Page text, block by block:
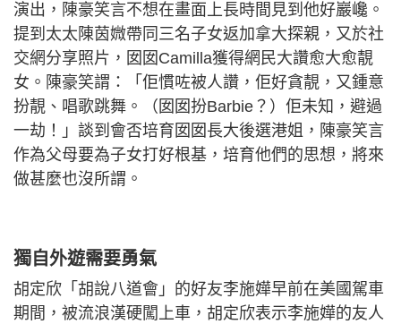
演出，陳豪笑言不想在畫面上長時間見到他好巖巉。
提到太太陳茵媺帶同三名子女返加拿大探親，又於社
交網分享照片，囡囡Camilla獲得網民大讚愈大愈靚
女。陳豪笑謂：「佢慣咗被人讚，佢好貪靚，又鍾意
扮靚、唱歌跳舞。（囡囡扮Barbie？）佢未知，避過
一劫！」談到會否培育囡囡長大後選港姐，陳豪笑言
作為父母要為子女打好根基，培育他們的思想，將來
做甚麼也沒所謂。
獨自外遊需要勇氣
胡定欣「胡說八道會」的好友李施嬅早前在美國駕車
期間，被流浪漢硬闖上車，胡定欣表示李施嬅的友人